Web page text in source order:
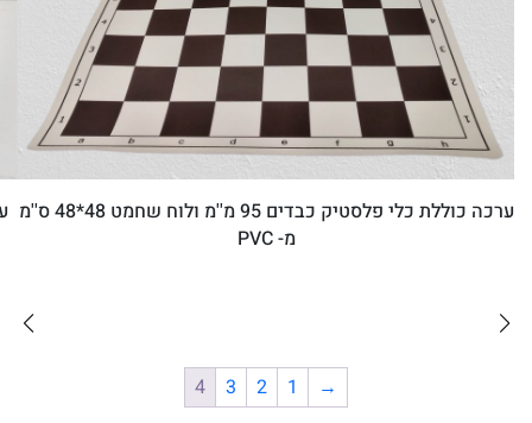
ערכה כוללת כלי פלסטיק כבדים 95 מ''מ ולוח שחמט 48*48 ס''מ
מ- PVC
₪120
לרכישה
→
1
2
3
4